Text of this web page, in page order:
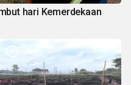
hari Kemerdekaan